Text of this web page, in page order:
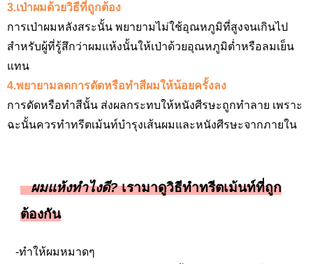
3.เป่าผมด้วยวิธีที่ถูกต้อง
การเป่าผมหลังสระนั้น พยายามไม่ใช้อุณหภูมิที่สูงจนเกินไป
สำหรับผู้ที่รู้สึกว่าผมแห้งนั้นให้เป่าด้วยอุณหภูมิต่ำหรือลมเย็น
แทน
4.พยายามลดการดัดหรือทำสีผมให้น้อยครั้งลง
การดัดหรือทำสีนั้น ส่งผลกระทบให้หนังศีรษะถูกทำลาย เพราะ
ฉะนั้นควรทำทรีตเม้นท์บำรุงเส้นผมและหนังศีรษะจากภายใน
ผมแห้งทำไงดี?เรามาดูวิธีทำทรีตเม้นท์ที่ถูก
ต้องกัน
-ทำให้ผมหมาดๆ